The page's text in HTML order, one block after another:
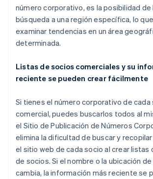
número corporativo, es la posibilidad de
búsqueda a una región específica, lo
examinar tendencias en un área
determinada.
Listas de socios comerciales y su
reciente se pueden crear fácilmente
Si tienes el número corporativo de cada
comercial, puedes buscarlos todos al
el Sitio de Publicación de Números
elimina la dificultad de buscar y
el sitio web de cada socio al crear listas
de socios. Si el nombre o la ubicación
cambia, la información más reciente se